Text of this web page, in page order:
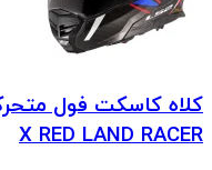
X RED LAND RACER